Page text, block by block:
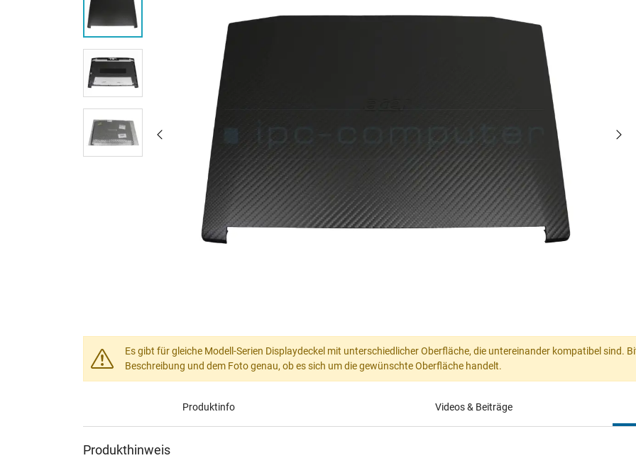
Es gibt für gleiche Modell-Serien Displaydeckel mit unterschiedlicher Oberfläche, die untereinander kompatibel sind.
Beschreibung und dem Foto genau, ob es sich um die gewünschte Oberfläche handelt.
Produktinfo Videos & Beiträge
Produkthinweis